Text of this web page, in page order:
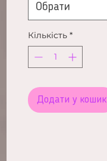
Обрати
Кількість *
Додати у кошик